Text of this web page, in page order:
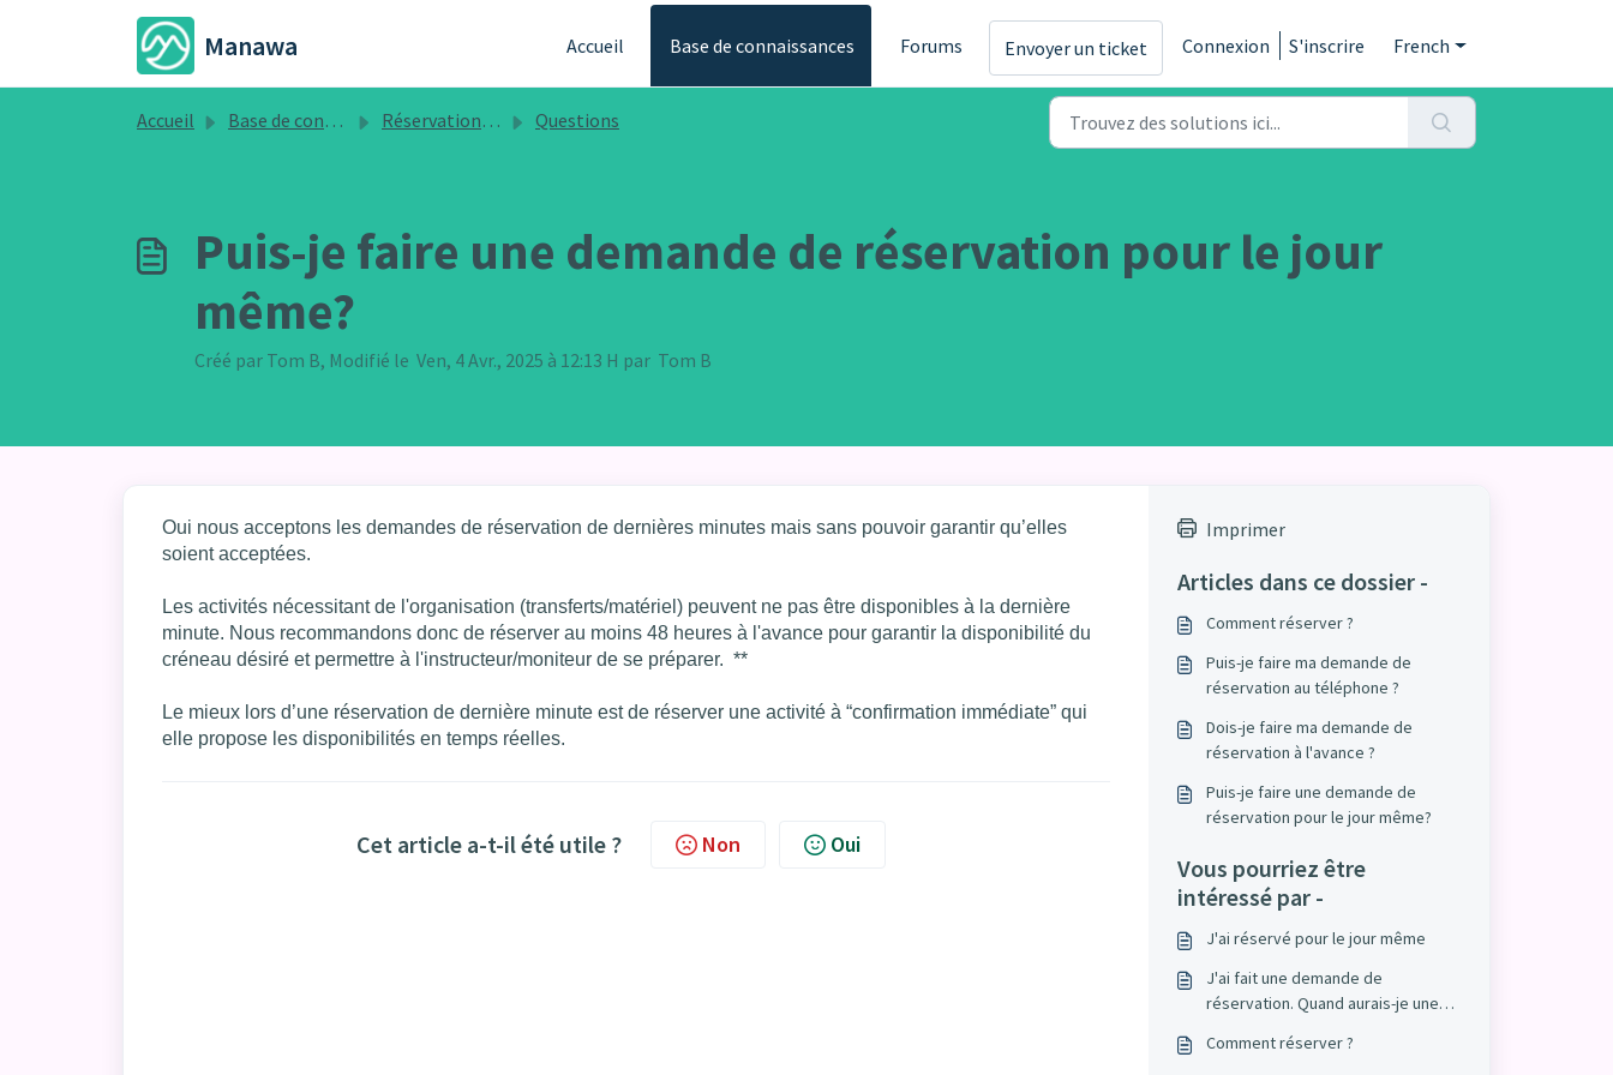
Passer au contenu principal
Manawa Accueil Base de connaissances Forums Envoyer un ticket Connexion S'inscrire French
Accueil Base de connaissances Réservation d'activités Questions
Puis-je faire une demande de réservation pour le jour
même?
Créé par Tom B, Modifié le Ven, 4 Avr., 2025 à 12:13 H par Tom B
Oui nous acceptons les demandes de réservation de dernières minutes mais sans pouvoir garantir qu’elles
soient acceptées.
Les activités nécessitant de l'organisation (transferts/matériel) peuvent ne pas être disponibles à la dernière
minute. Nous recommandons donc de réserver au moins 48 heures à l'avance pour garantir la disponibilité du
créneau désiré et permettre à l'instructeur/moniteur de se préparer. **
Le mieux lors d’une réservation de dernière minute est de réserver une activité à “confirmation immédiate” qui
elle propose les disponibilités en temps réelles.
Cet article a-t-il été utile ? Non Oui
Imprimer
Articles dans ce dossier -
Comment réserver ?
Puis-je faire ma demande de
réservation au téléphone ?
Dois-je faire ma demande de
réservation à l'avance ?
Puis-je faire une demande de
réservation pour le jour même?
Vous pourriez être
intéressé par -
J'ai réservé pour le jour même
J'ai fait une demande de
réservation. Quand aurais-je une
Comment réserver ?